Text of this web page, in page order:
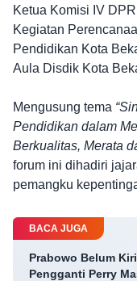
Ketua Komisi IV
Kegiatan
Pendidikan Kota
Aula Disdik Kota
Mengusung tema
Pendidikan dalam
Berkualitas, Merata
forum ini dihadiri
pemangku
BACA JUGA
Prabowo Belum
Pengganti Perry